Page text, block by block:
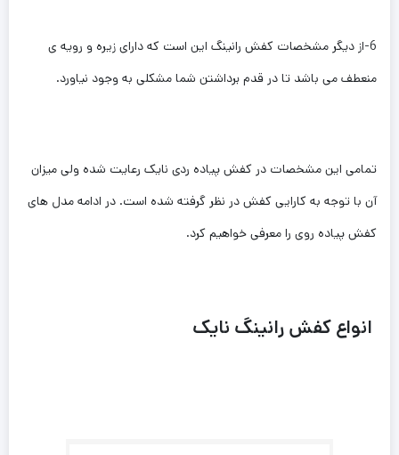
6-از دیگر مشخصات کفش رانینگ این است که دارای زیره و رویه ی
منعطف می باشد تا در قدم برداشتن شما مشکلی به وجود نیاورد.
تمامی این مشخصات در کفش پیاده ردی نایک رعایت شده ولی میزان
آن با توجه به کارایی کفش در نظر گرفته شده است. در ادامه مدل های
کفش پیاده روی را معرفی خواهیم‌ کرد.
انواع کفش رانینگ نایک